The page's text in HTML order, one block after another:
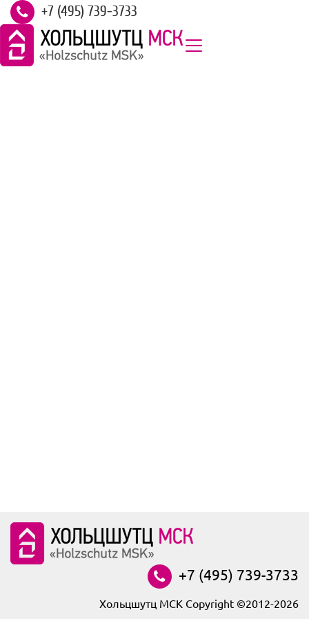
+7 (495) 739-3733
+7 (495) 739-3733
Хольцшутц МСК Copyright ©2012-2026